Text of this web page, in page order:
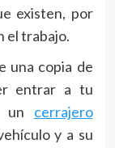
existen, por
el trabajo.
una copia de
entrar a tu
un cerrajero
y a su